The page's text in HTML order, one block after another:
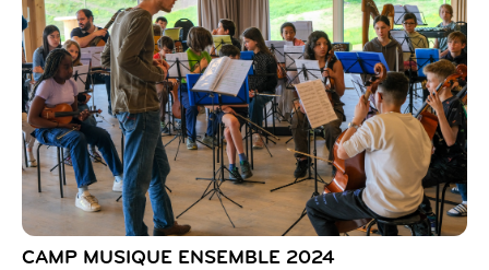
CAMP MUSIQUE ENSEMBLE 2024